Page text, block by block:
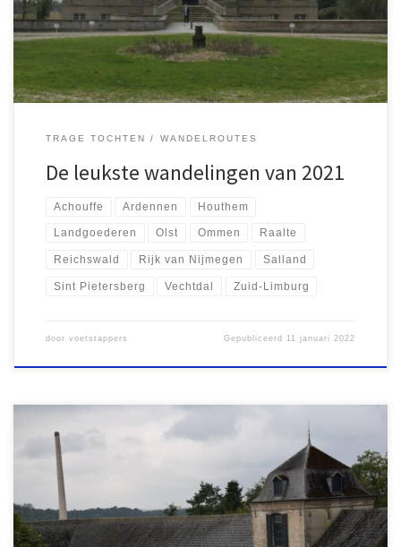
Kennedymars van Klarenbeek, een tocht die ik vanwege gebrek
aan training […]
TRAGE TOCHTEN WANDELROUTES
De leukste wandelingen van 2021
Achouffe Ardennen Houthem
Landgoederen Olst Ommen Raalte
Reichswald Rijk van Nijmegen Salland
Sint Pietersberg Vechtdal Zuid-Limburg
door voetstappers Gepubliceerd 11 januari 2022
Veel wandelaars kennen de Sint-Pietersberg bij Maastricht vooral
als het eind- of beginpunt van het Pieterpad. Nabij de ENCI-
groeve is het punt dit bekende Nederlandse wandelpad overgaat
in de GR5, een route die via de Ardennen en de Franse Alpen naar